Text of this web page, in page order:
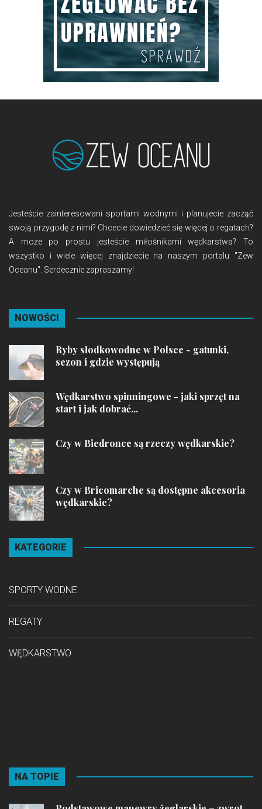
Jesteście zainteresowani sportami wodnymi i planujecie zacząć
swoją przygodę z nimi? Chcecie dowiedzieć się więcej o regatach?
A może po prostu jesteście miłośnikami wędkarstwa? To
wszystko i wiele więcej znajdziecie na naszym portalu "Zew
Oceanu". Serdecznie zapraszamy!
NOWOŚCI
Ryby słodkowodne w Polsce - gatunki,
sezon i gdzie występują
Wędkarstwo spinningowe - jaki sprzęt na
start i jak dobrać...
Czy w Biedronce są rzeczy wędkarskie?
Czy w Bricomarche są dostępne akcesoria
wędkarskie?
KATEGORIE
SPORTY WODNE
REGATY
WĘDKARSTWO
NA TOPIE